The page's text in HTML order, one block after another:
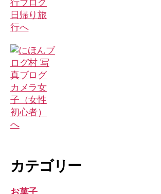
カテゴリー